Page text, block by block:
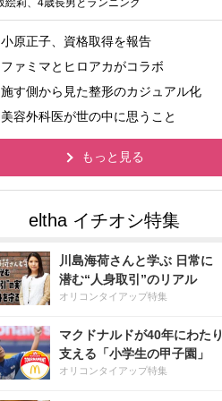
絵莉、4歳長男とランニング
小原正子、資格取得を報告
ファミマとヒロアカがコラボ
施す側から見た整形のカジュアル化
美容外科医が世の中に思うこと
もっと見る
川島海荷さんと学ぶ 日常に
潜む“人身取引”のリアル
オリコンタイアップ特集
マクドナルドが40年にわたり
支える「小学生の甲子園」
オリコンタイアップ特集